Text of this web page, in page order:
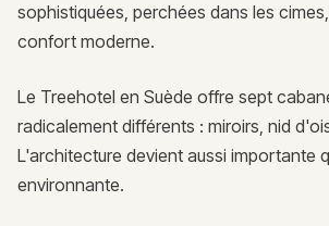
sophistiquées, perchées dans les
confort moderne.
Le Treehotel en Suède offre sept
radicalement différents : miroirs, nid
L'architecture devient aussi importante
environnante.